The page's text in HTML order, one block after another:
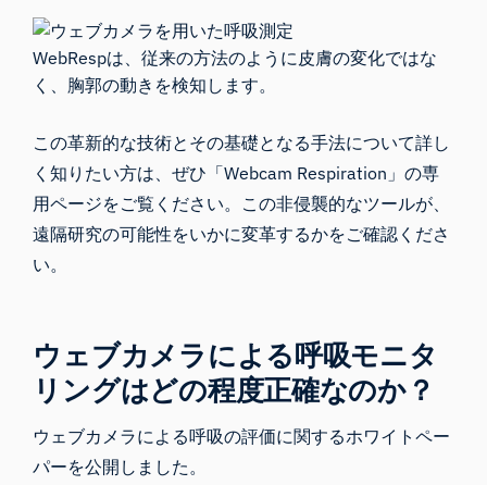
WebRespは、従来の方法のように皮膚の変化ではな
く、胸郭の動きを検知します。
この革新的な技術とその基礎となる手法について詳し
く知りたい方は、ぜひ「Webcam Respiration」の専
用ページをご覧ください。この非侵襲的なツールが、
遠隔研究の可能性をいかに変革するかをご確認くださ
い。
ウェブカメラによる呼吸モニタ
リングはどの程度正確なのか？
ウェブカメラによる呼吸の評価に関するホワイトペー
パーを公開しました。